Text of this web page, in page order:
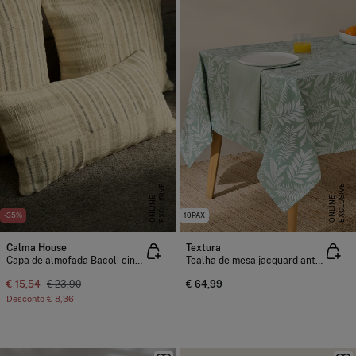
-35% E
X
C
L
U
SI
V
E
O
N
L
I
N
E
Calma House
Capa de almofada Bacoli cinzenta 30x60
€ 15,54 € 23,90
Desconto € 8,36
10PAX E
X
C
L
U
SI
V
E
O
N
L
I
N
E
Textura
Toalha de mesa jacquard antimanchas
€ 64,99